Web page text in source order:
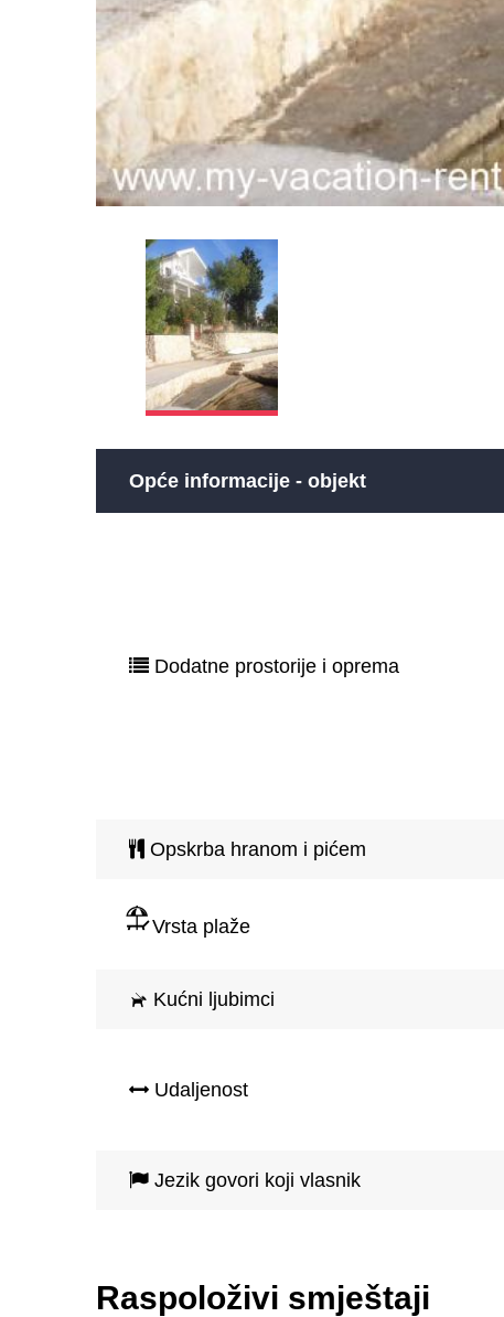
Opće informacije - objekt
Dodatne prostorije i oprema
Opskrba hranom i pićem
Vrsta plaže
Kućni ljubimci
Udaljenost
Jezik govori koji vlasnik
Raspoloživi smještaji